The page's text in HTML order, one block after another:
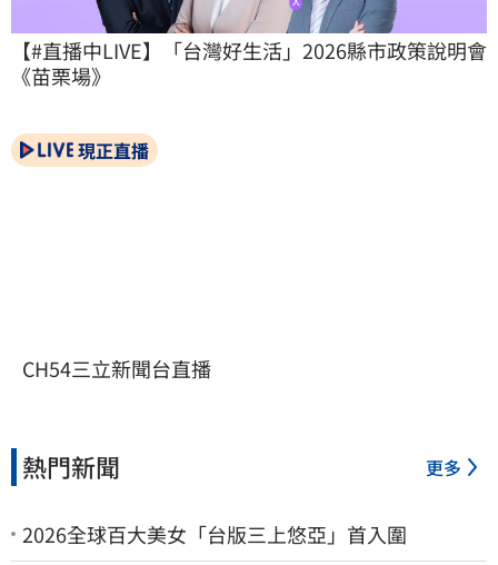
【#直播中LIVE】「台灣好生活」2026縣市政策說明會
《苗栗場》
現正直播
CH54三立新聞台直播
熱門新聞 更多
2026全球百大美女「台版三上悠亞」首入圍